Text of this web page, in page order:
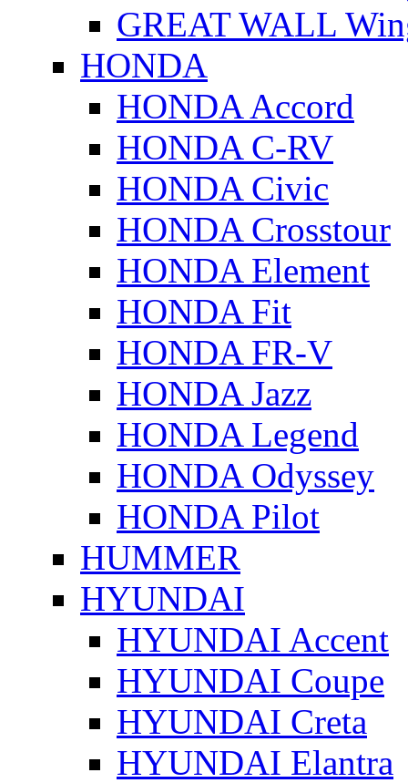
GREAT WALL
HONDA
HONDA Accord
HONDA C-RV
HONDA Civic
HONDA Crosstour
HONDA Element
HONDA Fit
HONDA FR-V
HONDA Jazz
HONDA Legend
HONDA Odyssey
HONDA Pilot
HUMMER
HYUNDAI
HYUNDAI Accent
HYUNDAI Coupe
HYUNDAI Creta
HYUNDAI Elantra